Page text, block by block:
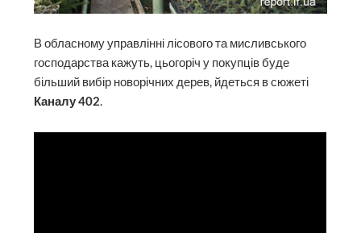
В обласному управлінні лісового та мисливського
господарства кажуть, цьогоріч у покупців буде
більший вибір новорічних дерев, йдеться в сюжеті
Каналу 402.